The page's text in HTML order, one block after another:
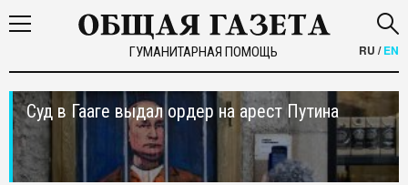
ГУМАНИТАРНАЯ ПОМОЩЬ RU /EN
Суд в Гааге выдал ордер на арест Путина